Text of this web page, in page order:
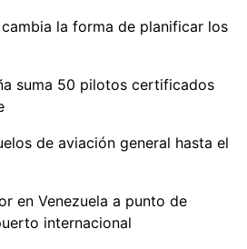
la forma de planificar los
suma 50 pilotos certificados
de aviación general hasta el
en Venezuela a punto de
internacional